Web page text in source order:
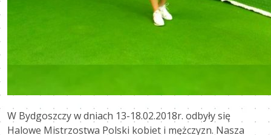
W Bydgoszczy w dniach 13-18.02.2018r. odbyły się
Halowe Mistrzostwa Polski kobiet i mężczyzn. Nasza